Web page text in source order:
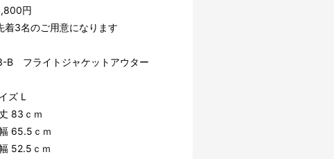
円
着3名のご用意になります
B フライトジャケットアウター
ズ L
83ｃｍ
65.5ｃｍ
52.5ｃｍ